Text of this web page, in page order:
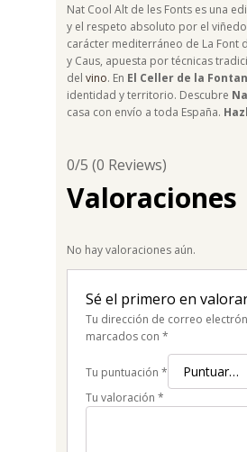
Nat Cool Alt de les Fonts es una
y el respeto absoluto por el
carácter mediterráneo de La Font
y Caus, apuesta por técnicas
del vino. En El Celler de la
identidad y territorio. Descubre
casa con envío a toda España.
0/5 (0 Reviews)
Valoraciones
No hay valoraciones aún.
Sé el primero en
Tu dirección de correo
marcados con *
Tu puntuación *
Tu valoración *